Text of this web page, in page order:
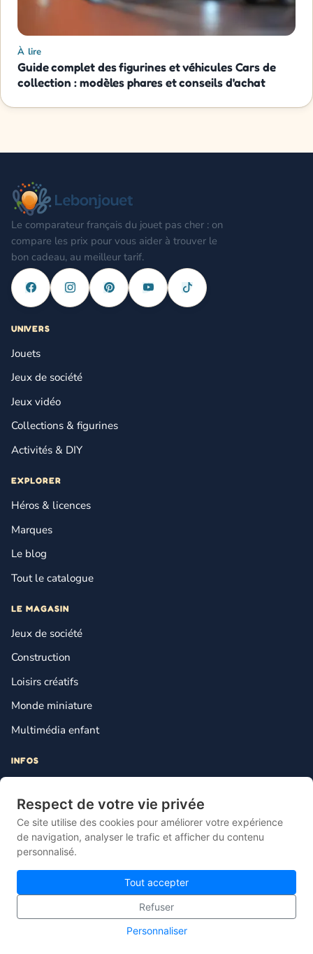
Respect de votre vie privée
Ce site utilise des cookies pour améliorer votre expérience
de navigation, analyser le trafic et afficher du contenu
personnalisé.
Tout accepter
Refuser
Personnaliser
À lire
Guide complet des figurines et véhicules Cars de
collection : modèles phares et conseils d'achat
Le comparateur français du jouet pas cher : on
compare les prix pour vous aider à trouver le
bon cadeau, au meilleur tarif.
UNIVERS
Jouets
Jeux de société
Jeux vidéo
Collections & figurines
Activités & DIY
EXPLORER
Héros & licences
Marques
Le blog
Tout le catalogue
LE MAGASIN
Jeux de société
Construction
Loisirs créatifs
Monde miniature
Multimédia enfant
INFOS
Mentions légales
Plan du site
Gestion des cookies
© 2026 Lebonjouet — Le comparateur français du jouet pas cher.